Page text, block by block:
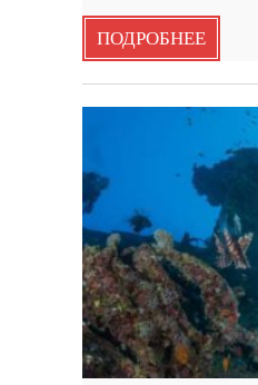
ПОДРОБНЕЕ